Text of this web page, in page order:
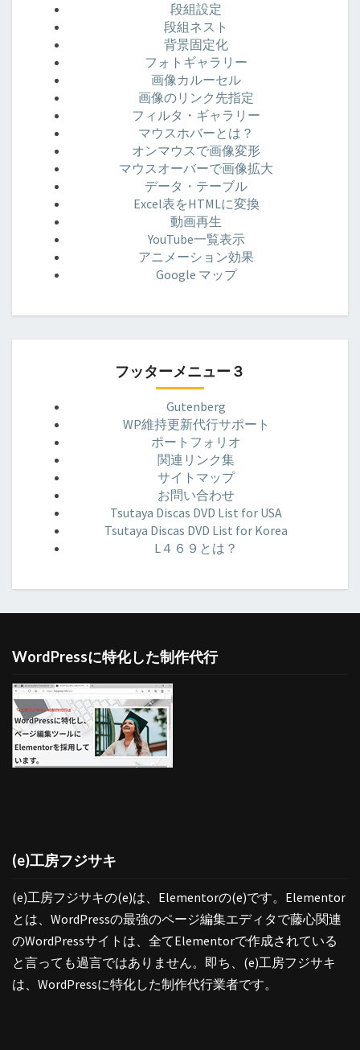
段組設定
段組ネスト
背景固定化
フォトギャラリー
画像カルーセル
画像のリンク先指定
フィルタ・ギャラリー
マウスホバーとは？
オンマウスで画像変形
マウスオーバーで画像拡大
データ・テーブル
Excel表をHTMLに変換
動画再生
YouTube一覧表示
アニメーション効果
Google マップ
フッターメニュー３
Gutenberg
WP維持更新代行サポート
ポートフォリオ
関連リンク集
サイトマップ
お問い合わせ
Tsutaya Discas DVD List for USA
Tsutaya Discas DVD List for Korea
L４６９とは？
WordPressに特化した制作代行
(e)工房フジサキ
(e)工房フジサキの(e)は、Elementorの(e)です。Elementor
とは、WordPressの最強のページ編集エディタで藤心関連
のWordPressサイトは、全てElementorで作成されている
と言っても過言ではありません。即ち、(e)工房フジサキ
は、WordPressに特化した制作代行業者です。